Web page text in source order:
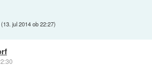
(13. jul 2014 ob 22:27)